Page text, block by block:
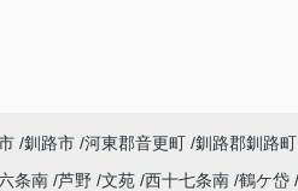
釧路市 河東郡音更町 釧路郡釧路町
条南 芦野 文苑 西十七条南 鶴ケ岱